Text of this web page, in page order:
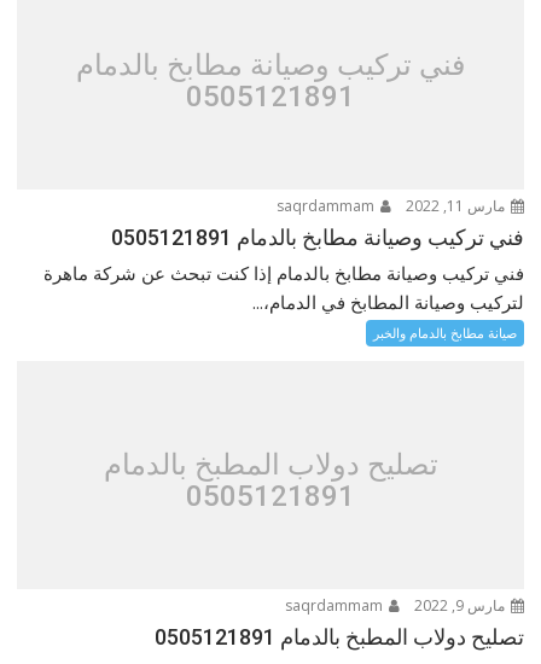
فني تركيب وصيانة مطابخ بالدمام
0505121891
مارس 11, 2022
فني تركيب وصيانة مطابخ بالدمام 0505121891
فني تركيب وصيانة مطابخ بالدمام إذا كنت تبحث عن شركة ماهرة
لتركيب وصيانة المطابخ في الدمام،...
صيانة مطابخ بالدمام والخبر
تصليح دولاب المطبخ بالدمام
0505121891
مارس 9, 2022
تصليح دولاب المطبخ بالدمام 0505121891